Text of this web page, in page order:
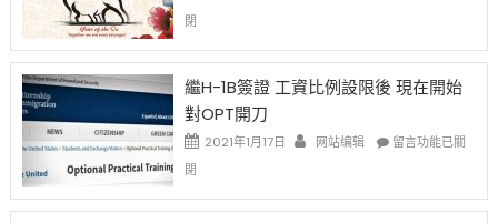
New
Ox
Issue〉
閉
繼H-1B簽證 工資比例設限後 現在開始
對OPT開刀
2021年1月17日 网站编辑
在
1B
留言功能已關
閉